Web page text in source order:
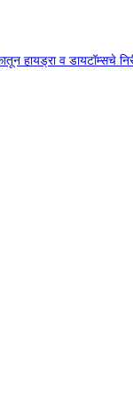
हायड्रा व डायटॉम्सचे